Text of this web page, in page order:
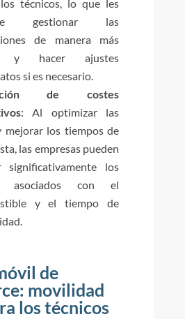
técnicos, lo que les
gestionar las
de manera más
y hacer ajustes
si es necesario.
de costes
: Al optimizar las
mejorar los tiempos de
las empresas pueden
significativamente los
asociados con el
y el tiempo de
de
movilidad
los técnicos